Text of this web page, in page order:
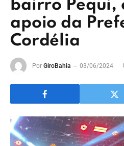
bairro Pequi,
apoio da
Cordélia
Por GiroBahia 03/06/2024